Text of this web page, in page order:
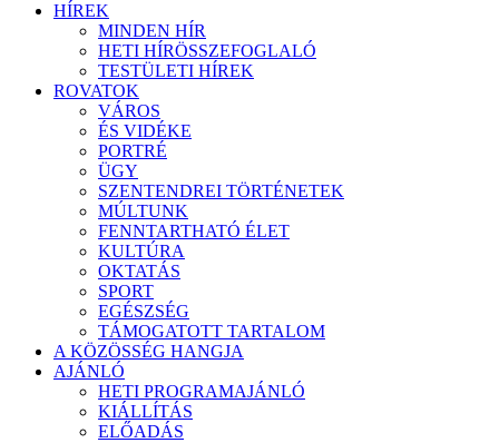
HÍREK
MINDEN HÍR
HETI HÍRÖSSZEFOGLALÓ
TESTÜLETI HÍREK
ROVATOK
VÁROS
ÉS VIDÉKE
PORTRÉ
ÜGY
SZENTENDREI TÖRTÉNETEK
MÚLTUNK
FENNTARTHATÓ ÉLET
KULTÚRA
OKTATÁS
SPORT
EGÉSZSÉG
TÁMOGATOTT TARTALOM
A KÖZÖSSÉG HANGJA
AJÁNLÓ
HETI PROGRAMAJÁNLÓ
KIÁLLÍTÁS
ELŐADÁS